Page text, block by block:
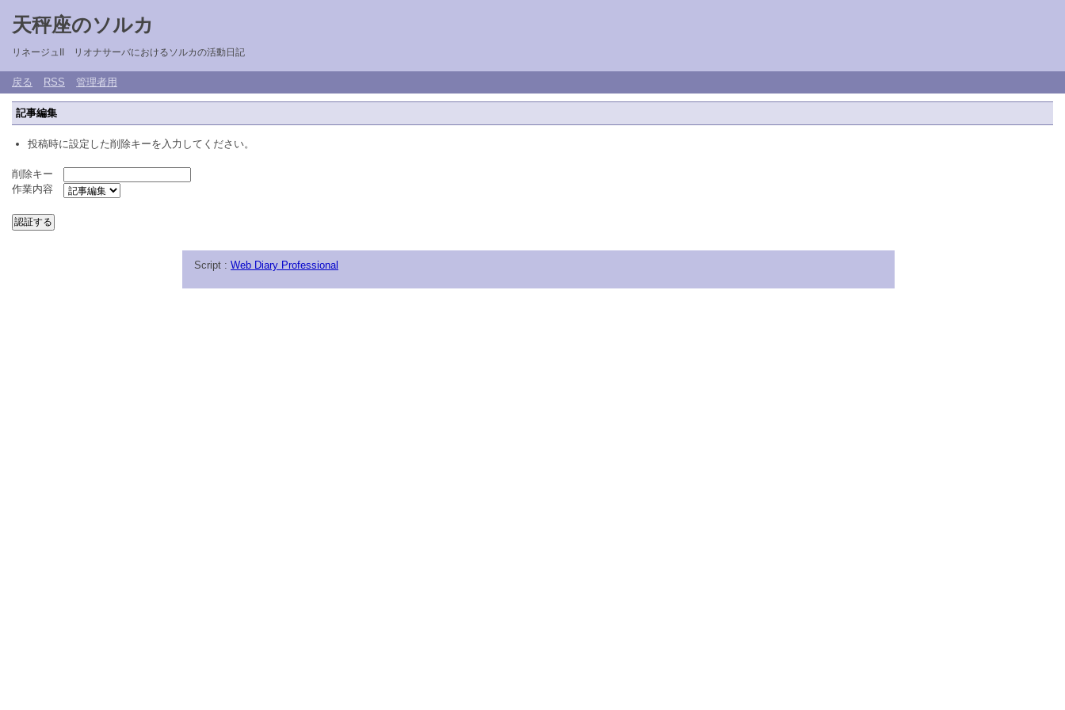
天秤座のソルカ
リネージュII リオナサーバにおけるソルカの活動日記
戻る RSS 管理者用
記事編集
投稿時に設定した削除キーを入力してください。
削除キー
作業内容
Script : Web Diary Professional